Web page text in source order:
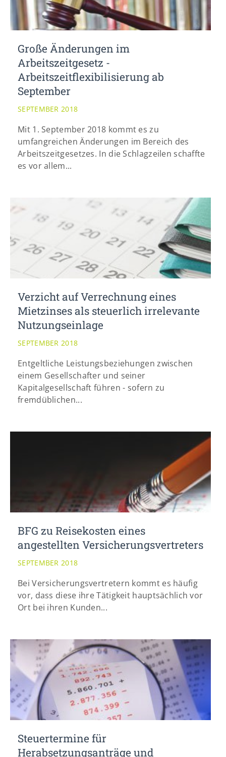
San Francisco, CA 94102
+44 1234 567 890
Drop us a line
info@yourdomain.com
Große Änderungen im
Arbeitszeitgesetz -
Arbeitszeitflexibilisierung ab
September
SEPTEMBER 2018
Mit 1. September 2018 kommt es zu
umfangreichen Änderungen im Bereich des
Arbeitszeitgesetzes. In die Schlagzeilen schaffte
es vor allem...
Verzicht auf Verrechnung eines
Mietzinses als steuerlich irrelevante
Nutzungseinlage
SEPTEMBER 2018
Entgeltliche Leistungsbeziehungen zwischen
einem Gesellschafter und seiner
Kapitalgesellschaft führen - sofern zu
fremdüblichen...
BFG zu Reisekosten eines
angestellten Versicherungsvertreters
SEPTEMBER 2018
Bei Versicherungsvertretern kommt es häufig
vor, dass diese ihre Tätigkeit hauptsächlich vor
Ort bei ihren Kunden...
Steuertermine für
Herabsetzungsanträge und